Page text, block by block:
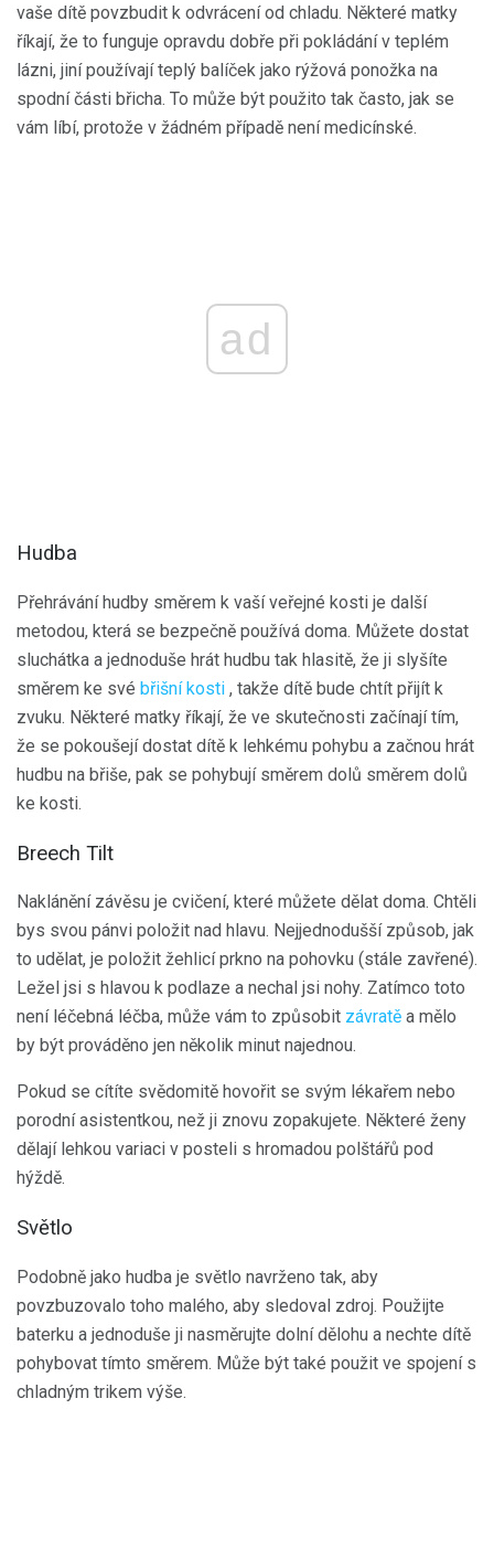
vaše dítě povzbudit k odvrácení od chladu. Některé matky
říkají, že to funguje opravdu dobře při pokládání v teplém
lázni, jiní používají teplý balíček jako rýžová ponožka na
spodní části břicha. To může být použito tak často, jak se
vám líbí, protože v žádném případě není medicínské.
ad
Hudba
Přehrávání hudby směrem k vaší veřejné kosti je další
metodou, která se bezpečně používá doma. Můžete dostat
sluchátka a jednoduše hrát hudbu tak hlasitě, že ji slyšíte
směrem ke své břišní kosti , takže dítě bude chtít přijít k
zvuku. Některé matky říkají, že ve skutečnosti začínají tím,
že se pokoušejí dostat dítě k lehkému pohybu a začnou hrát
hudbu na břiše, pak se pohybují směrem dolů směrem dolů
ke kosti.
Breech Tilt
Naklánění závěsu je cvičení, které můžete dělat doma. Chtěli
bys svou pánvi položit nad hlavu. Nejjednodušší způsob, jak
to udělat, je položit žehlicí prkno na pohovku (stále zavřené).
Ležel jsi s hlavou k podlaze a nechal jsi nohy. Zatímco toto
není léčebná léčba, může vám to způsobit závratě a mělo
by být prováděno jen několik minut najednou.
Pokud se cítíte svědomitě hovořit se svým lékařem nebo
porodní asistentkou, než ji znovu zopakujete. Některé ženy
dělají lehkou variaci v posteli s hromadou polštářů pod
hýždě.
Světlo
Podobně jako hudba je světlo navrženo tak, aby
povzbuzovalo toho malého, aby sledoval zdroj. Použijte
baterku a jednoduše ji nasměrujte dolní dělohu a nechte dítě
pohybovat tímto směrem. Může být také použit ve spojení s
chladným trikem výše.